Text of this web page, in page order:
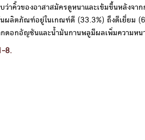
าคิ้วของอาสาสมัครดูหนาและเข้มขึ้นหลังจา
ผลิตภัณฑ์อยู่ในเกณฑ์ดี (33.3%) ถึงดีเยี่ยม
ดอกอัญชันและน้ำมันกานพลูมีผลเพิ่มความหน
8.